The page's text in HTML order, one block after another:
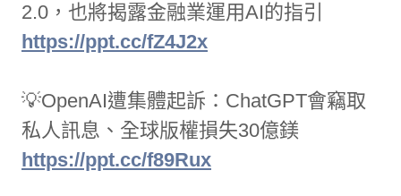
2.0，也將揭露金融業運用AI的指引
https://ppt.cc/fZ4J2x
💡OpenAI遭集體起訴：ChatGPT會竊取
私人訊息、全球版權損失30億鎂
https://ppt.cc/f89Rux